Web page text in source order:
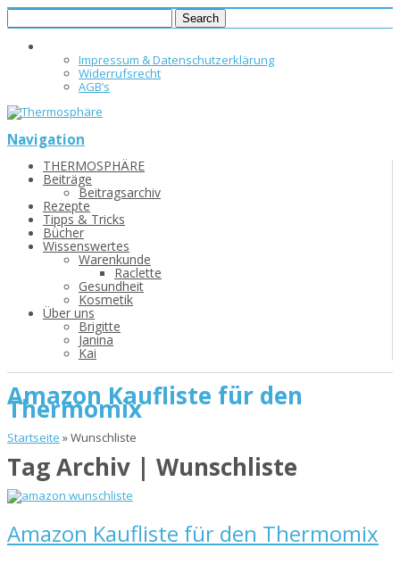
Impressum & Datenschutzerklärung
Widerrufsrecht
AGB’s
Navigation
THERMOSPHÄRE
Beiträge
Beitragsarchiv
Rezepte
Tipps & Tricks
Bücher
Wissenswertes
Warenkunde
Raclette
Gesundheit
Kosmetik
Über uns
Brigitte
Janina
Kai
Amazon Kaufliste für den
Thermomix
Startseite »Wunschliste
Tag Archiv | Wunschliste
Amazon Kaufliste für den Thermomix